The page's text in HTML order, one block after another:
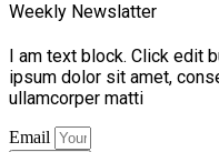
Weekly Newslatter
I am text block. Click edit
ipsum dolor sit amet,
ullamcorper matti
Email